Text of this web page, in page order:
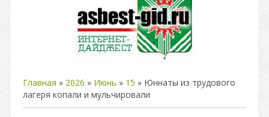
Главная » 2026 » Июнь » 15 » Юннаты из трудового
лагеря копали и мульчировали